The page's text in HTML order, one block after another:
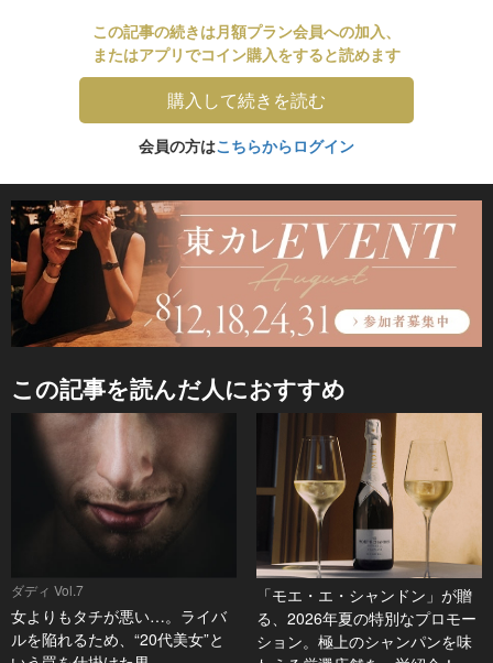
この記事の続きは月額プラン会員への加入、
またはアプリでコイン購入をすると読めます
購入して続きを読む
会員の方はこちらからログイン
この記事を読んだ人におすすめ
ダディ Vol.7
女よりもタチが悪い…。ライバ
ルを陥れるため、“20代美女”と
「モエ・エ・シャンドン」が贈
る、2026年夏の特別なプロモー
ション。極上のシャンパンを味